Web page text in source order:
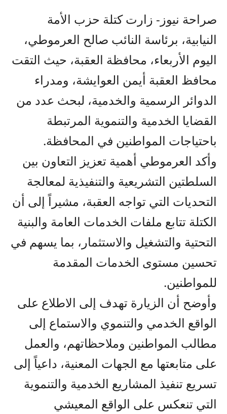
صراحة نيوز- زارت كتلة حزب الأمة
النيابية، برئاسة النائب صالح العرموطي،
اليوم الأربعاء، محافظة العقبة، حيث التقت
محافظ العقبة أيمن العوايشة، ومدراء
الدوائر الرسمية والخدمية، لبحث عدد من
القضايا الخدمية والتنموية المرتبطة
باحتياجات المواطنين في المحافظة.
وأكد العرموطي أهمية تعزيز التعاون بين
السلطتين التشريعية والتنفيذية لمعالجة
التحديات التي تواجه العقبة، مشيراً إلى أن
الكتلة تتابع ملفات الخدمات العامة والبنية
التحتية والتشغيل والاستثمار، بما يسهم في
تحسين مستوى الخدمات المقدمة
للمواطنين.
وأوضح أن الزيارة تهدف إلى الاطلاع على
الواقع الخدمي والتنموي والاستماع إلى
مطالب المواطنين وملاحظاتهم، والعمل
على متابعتها مع الجهات المعنية، داعياً إلى
تسريع تنفيذ المشاريع الخدمية والتنموية
التي تنعكس على الواقع المعيشي